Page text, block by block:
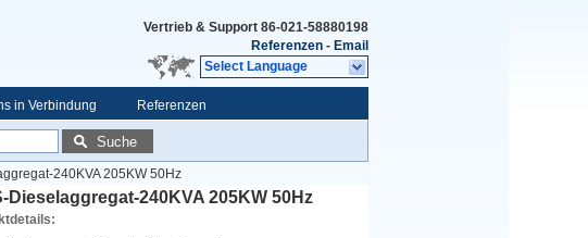
Vertrieb & Support 86-021-58880198
Referenzen - Email
Select Language
in Verbindung Referenzen
Suche
240KVA 205KW 50Hz
240KVA 205KW 50Hz